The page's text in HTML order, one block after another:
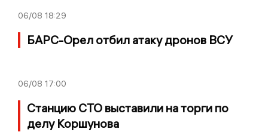
06/08 18:29
БАРС-Орел отбил атаку дронов ВСУ
06/08 17:00
Станцию СТО выставили на торги по
делу Коршунова